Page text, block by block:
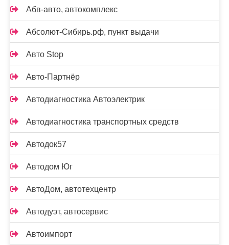
Абв-авто, автокомплекс
Абсолют-Сибирь.рф, пункт выдачи
Авто Stop
Авто-Партнёр
Автодиагностика Автоэлектрик
Автодиагностика транспортных средств
Автодок57
Автодом Юг
АвтоДом, автотехцентр
Автодуэт, автосервис
Автоимпорт